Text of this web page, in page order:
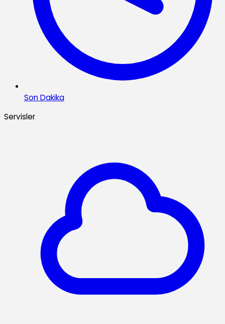
Son Dakika
Servisler